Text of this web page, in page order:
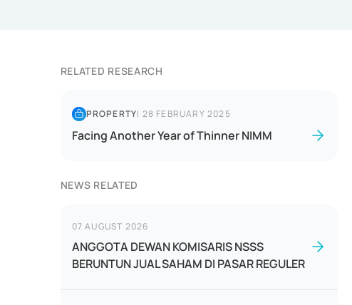
RELATED RESEARCH
PROPERTY| 28 FEBRUARY 2025
Facing Another Year of Thinner NIMM
NEWS RELATED
07 AUGUST 2026
ANGGOTA DEWAN KOMISARIS NSSS
BERUNTUN JUAL SAHAM DI PASAR REGULER